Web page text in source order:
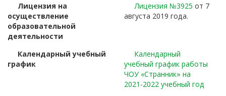
Лицензия на
осуществление
образовательной
деятельности
Лицензия №3925 от 7
августа 2019 года.
Календарный учебный
график
Календарный
учебный график работы
ЧОУ «Странник» на
2021-2022 учебный год